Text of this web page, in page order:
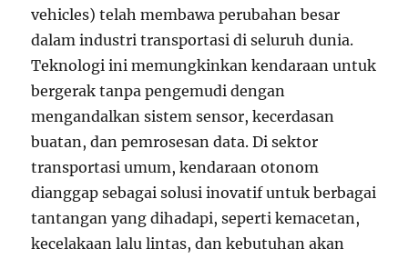
vehicles) telah membawa perubahan besar
dalam industri transportasi di seluruh dunia.
Teknologi ini memungkinkan kendaraan untuk
bergerak tanpa pengemudi dengan
mengandalkan sistem sensor, kecerdasan
buatan, dan pemrosesan data. Di sektor
transportasi umum, kendaraan otonom
dianggap sebagai solusi inovatif untuk berbagai
tantangan yang dihadapi, seperti kemacetan,
kecelakaan lalu lintas, dan kebutuhan akan